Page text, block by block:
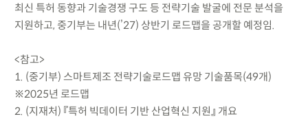
최신 특허 동향과 기술경쟁 구도 등 전략기술 발굴에 전문 분석을
지원하고, 중기부는 내년(’27) 상반기 로드맵을 공개할 예정임.
<참고>
1. (중기부) 스마트제조 전략기술로드맵 유망 기술품목(49개)
※2025년 로드맵
2. (지재처) 『특허 빅데이터 기반 산업혁신 지원』 개요